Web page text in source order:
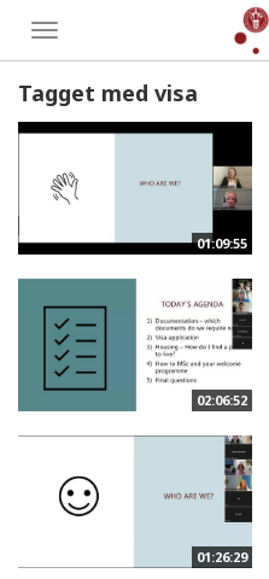
Toggle
menu
Tagget med visa
01:09:55
02:06:52
01:26:29